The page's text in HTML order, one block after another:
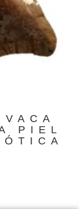
PIEL